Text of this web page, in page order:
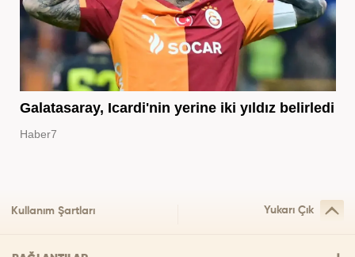
Galatasaray, Icardi'nin yerine iki yıldız belirledi
Haber7
Kullanım Şartları Yukarı Çık